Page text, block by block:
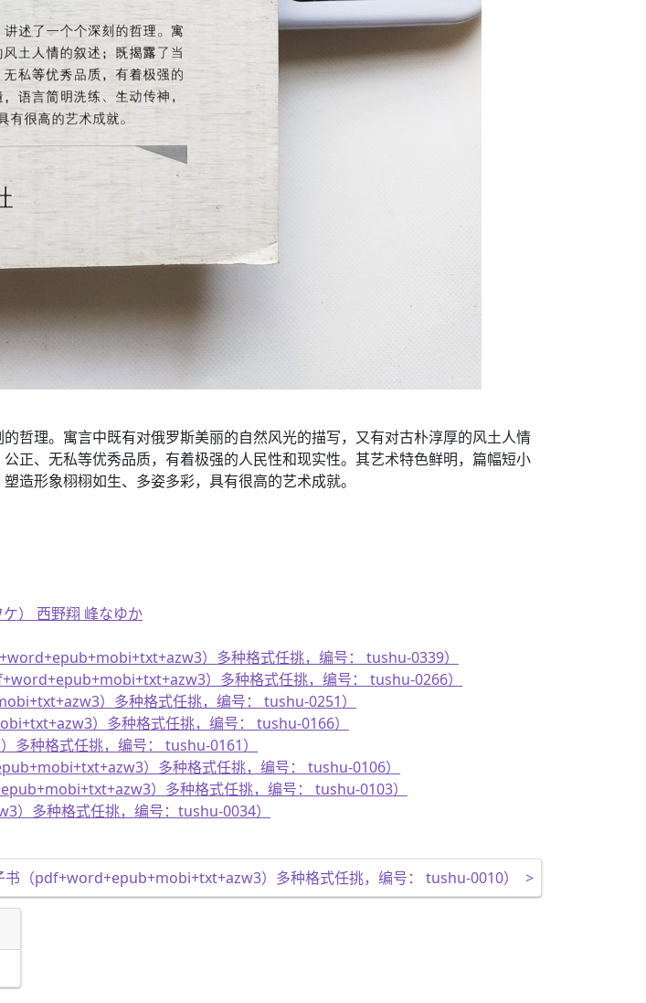
哲理。寓言中既有对俄罗斯美丽的自然风光的描写，又有对古朴淳厚的风土人情
正、无私等优秀品质，有着极强的人民性和现实性。其艺术特色鲜明，篇幅短小
造形象栩栩如生、多姿多彩，具有很高的艺术成就。
） 西野翔 峰なゆか
）多种格式任挑，编号： tushu-0339）
）多种格式任挑，编号： tushu-0266）
）多种格式任挑，编号： tushu-0251）
）多种格式任挑，编号： tushu-0166）
种格式任挑，编号： tushu-0161）
）多种格式任挑，编号： tushu-0106）
）多种格式任挑，编号： tushu-0103）
多种格式任挑，编号：tushu-0034）
（pdf+word+epub+mobi+txt+azw3）多种格式任挑，编号： tushu-0010） >